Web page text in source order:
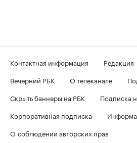
Контактная информация Редакция
Вечерний РБК
О телеканале
Скрыть баннеры на РБК
Подписка
Корпоративная подписка
О соблюдении авторских прав